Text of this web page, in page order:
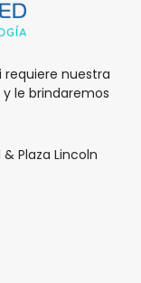
requiere nuestra
le brindaremos
Plaza Lincoln